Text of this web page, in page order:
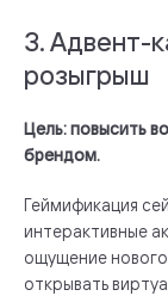
3. Адвент-
розыгрыш
Цель: повысить
брендом.
Геймификация
интерактивные
ощущение
открывать